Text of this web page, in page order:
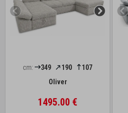
cm: 349 190
107
Oliver
1495.00 €